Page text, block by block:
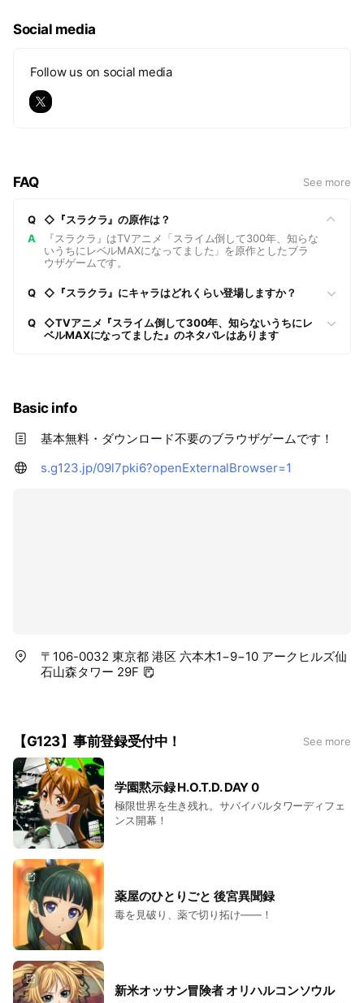
Social media
Follow us on social media
FAQ See more
Q
◇『スラクラ』の原作は？
A
『スラクラ』はTVアニメ「スライム倒して300年、知らな
いうちにレベルMAXになってました」を原作としたブラ
ウザゲームです。
Q ◇『スラクラ』にキャラはどれくらい登場しますか？
Q
◇TVアニメ『スライム倒して300年、知らないうちにレ
ベルMAXになってました』のネタバレはあります
Basic info
基本無料・ダウンロード不要のブラウザゲームです！
s.g123.jp/09l7pki6?openExternalBrowser=1
〒106-0032 東京都 港区 六本木1−9−10 アークヒルズ仙
石山森タワー 29F
【G123】事前登録受付中！ See more
学園黙示録 H.O.T.D. DAY 0
極限世界を生き残れ。サバイバルタワーディフェ
ンス開幕！
薬屋のひとりごと 後宮異聞録
毒を見破り、薬で切り拓け――！
新米オッサン冒険者 オリハルコンソウル